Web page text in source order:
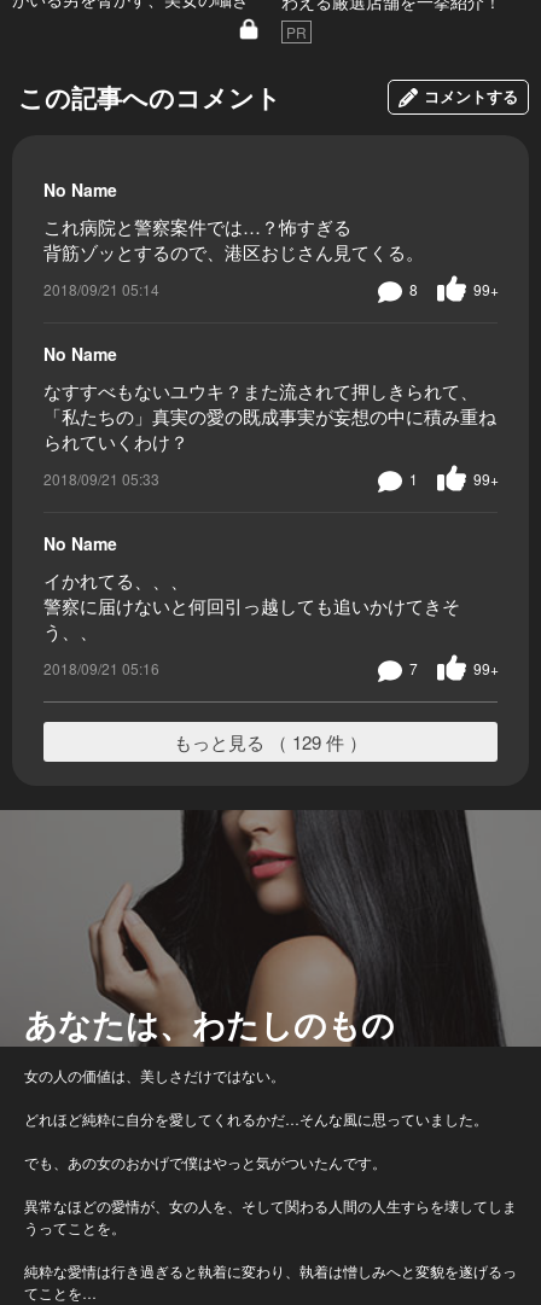
PR
この記事へのコメント コメントする
No Name
これ病院と警察案件では…？怖すぎる
背筋ゾッとするので、港区おじさん見てくる。
2018/09/21 05:14 99+
8
No Name
なすすべもないユウキ？また流されて押しきられて、
「私たちの」真実の愛の既成事実が妄想の中に積み重ね
られていくわけ？
2018/09/21 05:33 99+
1
No Name
イかれてる、、、
警察に届けないと何回引っ越しても追いかけてきそ
う、、
2018/09/21 05:16 99+
7
もっと見る （ 129 件 ）
あなたは、わたしのもの
女の人の価値は、美しさだけではない。
どれほど純粋に自分を愛してくれるかだ…そんな風に思っていました。
でも、あの女のおかげで僕はやっと気がついたんです。
異常なほどの愛情が、女の人を、そして関わる人間の人生すらを壊してしま
うってことを。
純粋な愛情は行き過ぎると執着に変わり、執着は憎しみへと変貌を遂げるっ
てことを…